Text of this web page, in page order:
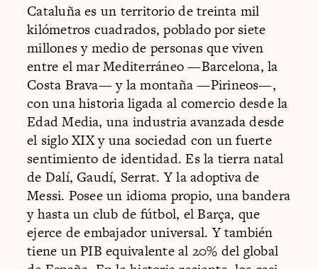
Cataluña es un territorio de treinta mil
kilómetros cuadrados, poblado por siete
millones y medio de personas que viven
entre el mar Mediterráneo —Barcelona, la
Costa Brava— y la montaña —Pirineos—,
con una historia ligada al comercio desde la
Edad Media, una industria avanzada desde
el siglo XIX y una sociedad con un fuerte
sentimiento de identidad. Es la tierra natal
de Dalí, Gaudí, Serrat. Y la adoptiva de
Messi. Posee un idioma propio, una bandera
y hasta un club de fútbol, el Barça, que
ejerce de embajador universal. Y también
tiene un PIB equivalente al 20% del global